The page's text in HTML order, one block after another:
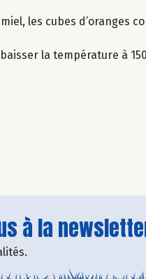
les cubes d’oranges
la température à
à la